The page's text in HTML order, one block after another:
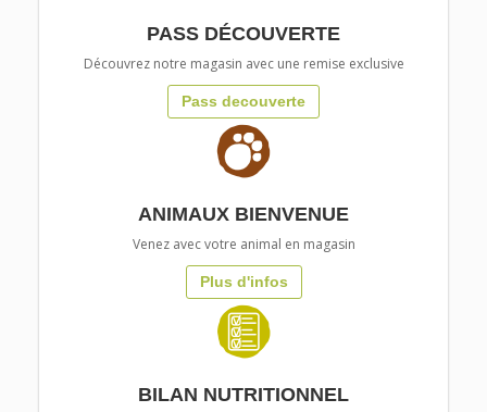
PASS DÉCOUVERTE
Découvrez notre magasin avec une remise exclusive
Pass decouverte
ANIMAUX BIENVENUE
Venez avec votre animal en magasin
Plus d'infos
BILAN NUTRITIONNEL